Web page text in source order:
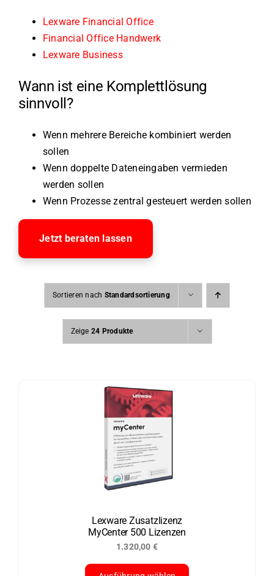
Lexware Financial Office
Financial Office Handwerk
Lexware Business
Wann ist eine Komplettlösung
sinnvoll?
Wenn mehrere Bereiche kombiniert werden
sollen
Wenn doppelte Dateneingaben vermieden
werden sollen
Wenn Prozesse zentral gesteuert werden sollen
Jetzt beraten lassen
Sortieren nach Standardsortierung
Zeige 24 Produkte
Lexware Zusatzlizenz
MyCenter 500 Lizenzen
1.320,00 €